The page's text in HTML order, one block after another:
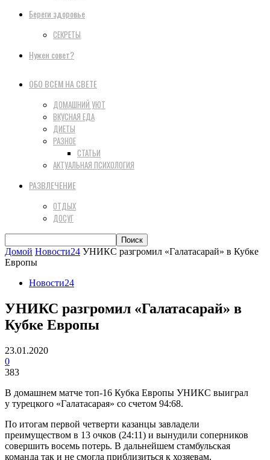
Береги здоровье
СЕКРЕТЫ
Нужен совет?
ОБО ВСЕМ НА СВЕТЕ
ДОМАШНИЙ УЮТ
ВКУСНАЯ ЕДА
ДИЕТЫ
РАЗНОЕ
СТАТЬИ
АКТУАЛЬНАЯ ПСИХОЛОГИЯ
РАЗВЛЕЧЕНИЕ
ОТДЫХ
ДОСУГ
Домой Новости24 УНИКС разгромил «Галатасарай» в Кубке
Европы
Новости24
УНИКС разгромил «Галатасарай» в
Кубке Европы
23.01.2020
0
383
В домашнем матче топ-16 Кубка Европы УНИКС выиграл
у турецкого «Галатасарая» со счетом 94:68.
По итогам первой четверти казанцы завладели
преимуществом в 13 очков (24:11) и вынудили соперников
совершить восемь потерь. В дальнейшем стамбульская
команда так и не смогла приблизиться к хозяевам.